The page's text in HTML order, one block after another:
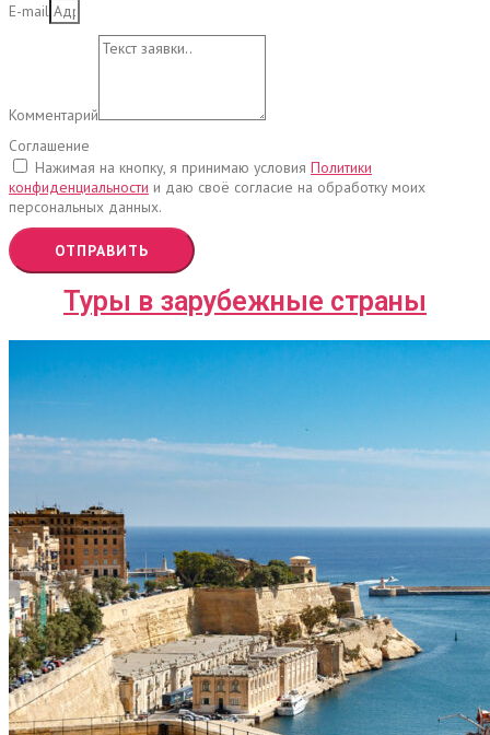
E-mail
Комментарий
Соглашение
Нажимая на кнопку, я принимаю условия Политики
конфиденциальности и даю своё согласие на обработку моих
персональных данных.
ОТПРАВИТЬ
Туры в зарубежные страны